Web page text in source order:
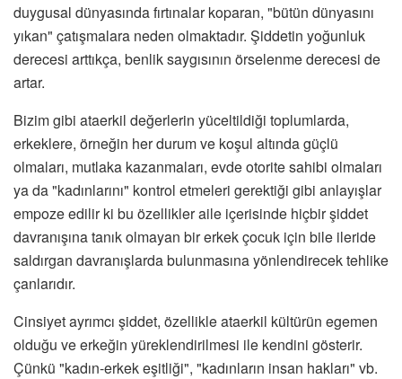
duygusal dünyasında fırtınalar koparan, "bütün dünyasını
yıkan" çatışmalara neden olmaktadır. Şiddetin yoğunluk
derecesi arttıkça, benlik saygısının örselenme derecesi de
artar.
Bizim gibi ataerkil değerlerin yüceltildiği toplumlarda,
erkeklere, örneğin her durum ve koşul altında güçlü
olmaları, mutlaka kazanmaları, evde otorite sahibi olmaları
ya da "kadınlarını" kontrol etmeleri gerektiği gibi anlayışlar
empoze edilir ki bu özellikler aile içerisinde hiçbir şiddet
davranışına tanık olmayan bir erkek çocuk için bile ileride
saldırgan davranışlarda bulunmasına yönlendirecek tehlike
çanlarıdır.
Cinsiyet ayrımcı şiddet, özellikle ataerkil kültürün egemen
olduğu ve erkeğin yüreklendirilmesi ile kendini gösterir.
Çünkü "kadın-erkek eşitliği", "kadınların insan hakları" vb.